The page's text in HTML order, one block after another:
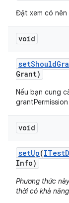
Đặt xem có
void
setShould
Grant)
Nếu bạn cung
void
setUp(ITest
Info)
Phương thức
thời có khả